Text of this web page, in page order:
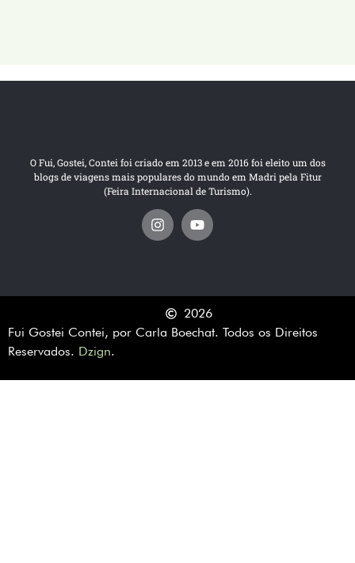
O Fui, Gostei, Contei foi criado em 2013 e em 2016 foi eleito um dos
blogs de viagens mais populares do mundo em Madri pela Fitur
(Feira Internacional de Turismo).
2026
Fui Gostei Contei, por Carla Boechat. Todos os Direitos
Reservados. Dzign.